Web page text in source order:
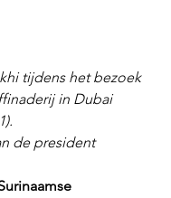
tijdens het bezoek
in Dubai
de president